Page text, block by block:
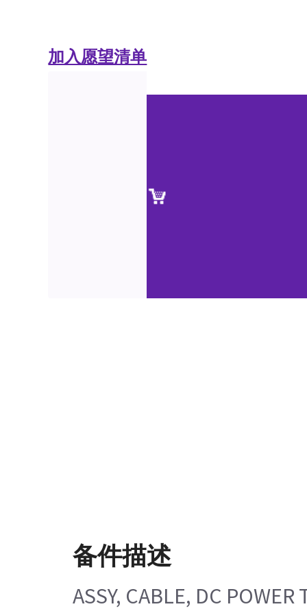
加入愿望清单
备件描述
ASSY, CABLE, DC POWER